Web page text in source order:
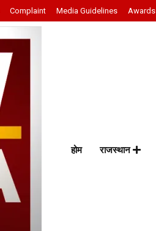
Complaint Media Guidelines Awards
होम राजस्थान